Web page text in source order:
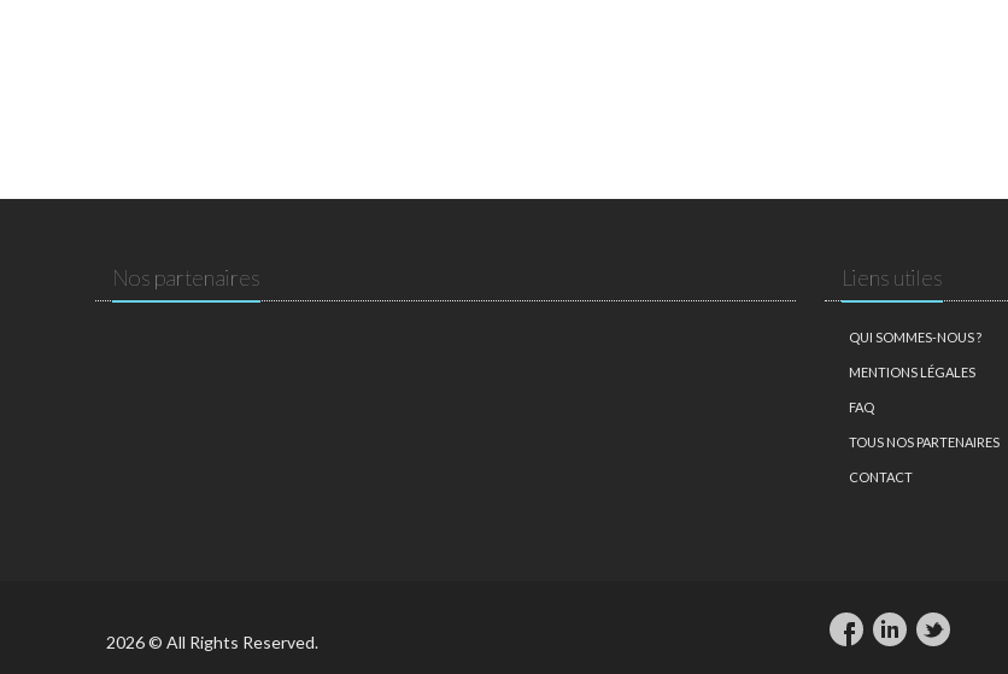
Nos partenaires Liens utiles
QUI SOMMES-NOUS ?
MENTIONS LÉGALES
FAQ
TOUS NOS PARTENAIRES
CONTACT
2026 © All Rights Reserved.